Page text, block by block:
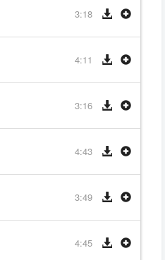
3:18
4:11
3:16
4:43
3:49
4:45